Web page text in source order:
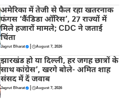
अमेरिका में तेजी से फैल रहा खतरनाक
फंगस ‘कैंडिडा ऑरिस’, 27 राज्यों में
मिले हजारों मामले; CDC ने जताई
चिंता
Jagrut Bharat | August 7, 2026
झारखंड हो या दिल्ली, हर जगह छात्रों के
साथ कांग्रेस’, खरगे बोले- अमित शाह
संसद में दें जवाब
Jagrut Bharat | August 7, 2026